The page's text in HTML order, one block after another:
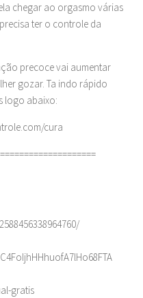
chegar ao orgasmo várias
ter o controle da
precoce vai aumentar
gozar. Ta indo rápido
logo abaixo:
cura
gratis